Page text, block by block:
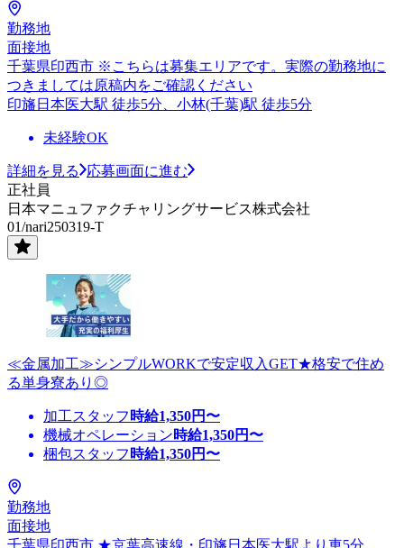
勤務地
面接地
千葉県印西市 ※こちらは募集エリアです。実際の勤務地に
つきましては原稿内をご確認ください
印旛日本医大駅 徒歩5分、小林(千葉)駅 徒歩5分
未経験OK
詳細を見る
応募画面に進む
正社員
日本マニュファクチャリングサービス株式会社
01/nari250319-T
≪金属加工≫シンプルWORKで安定収入GET★格安で住め
る単身寮あり◎
加工スタッフ 時給1,350円〜
機械オペレーション時給1,350円〜
梱包スタッフ 時給1,350円〜
勤務地
面接地
千葉県印西市 ★京葉高速線・印旛日本医大駅より車5分